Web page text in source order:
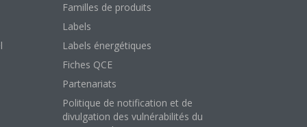
Familles de produits
Labels
Labels énergétiques
Fiches QCE
Partenariats
Politique de notification et de
divulgation des vulnérabilités du